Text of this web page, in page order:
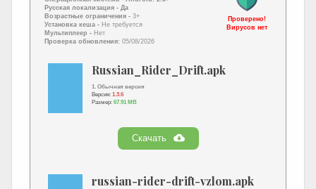
Русская локализация - Да
Возрастные ограничения - 3+
Установка кеша - Не требуется
Мультиплеер - Нет
Проверка обновления: 05/08/2026
Проверено!
Вирусов нет
Russian_Rider_Drift.apk
1. Обычная версия
Версия: 1.3.6
Размер: 67.91 MB
Скачать
russian-rider-drift-vzlom.apk